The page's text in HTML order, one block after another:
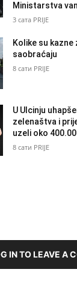
Ministarstva
3 сата PRIJE
Kolike su kazne
saobraćaju
8 сати PRIJE
U Ulcinju
zelenaštva i
uzeli oko
8 сати PRIJE
IN TO LEAVE A